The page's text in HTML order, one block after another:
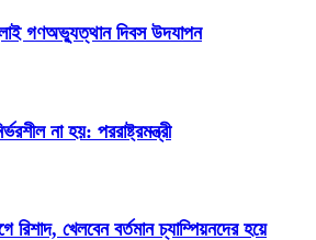
গণঅভ্যুত্থান দিবস উদযাপন
না হয়: পররাষ্ট্রমন্ত্রী
রিশাদ, খেলবেন বর্তমান চ্যাম্পিয়নদের হয়ে